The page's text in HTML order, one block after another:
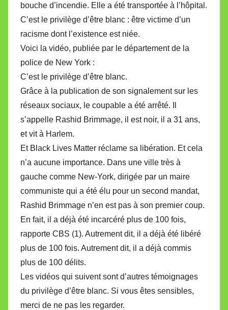
bouche d’incendie. Elle a été transportée à l’hôpital.
C’est le privilège d’être blanc : être victime d’un
racisme dont l’existence est niée.
Voici la vidéo, publiée par le département de la
police de New York :
C’est le privilège d’être blanc.
Grâce à la publication de son signalement sur les
réseaux sociaux, le coupable a été arrêté. Il
s’appelle Rashid Brimmage, il est noir, il a 31 ans,
et vit à Harlem.
Et Black Lives Matter réclame sa libération. Et cela
n’a aucune importance. Dans une ville très à
gauche comme New-York, dirigée par un maire
communiste qui a été élu pour un second mandat,
Rashid Brimmage n’en est pas à son premier coup.
En fait, il a déjà été incarcéré plus de 100 fois,
rapporte CBS (1). Autrement dit, il a déjà été libéré
plus de 100 fois. Autrement dit, il a déjà commis
plus de 100 délits.
Les vidéos qui suivent sont d’autres témoignages
du privilège d’être blanc. Si vous êtes sensibles,
merci de ne pas les regarder.